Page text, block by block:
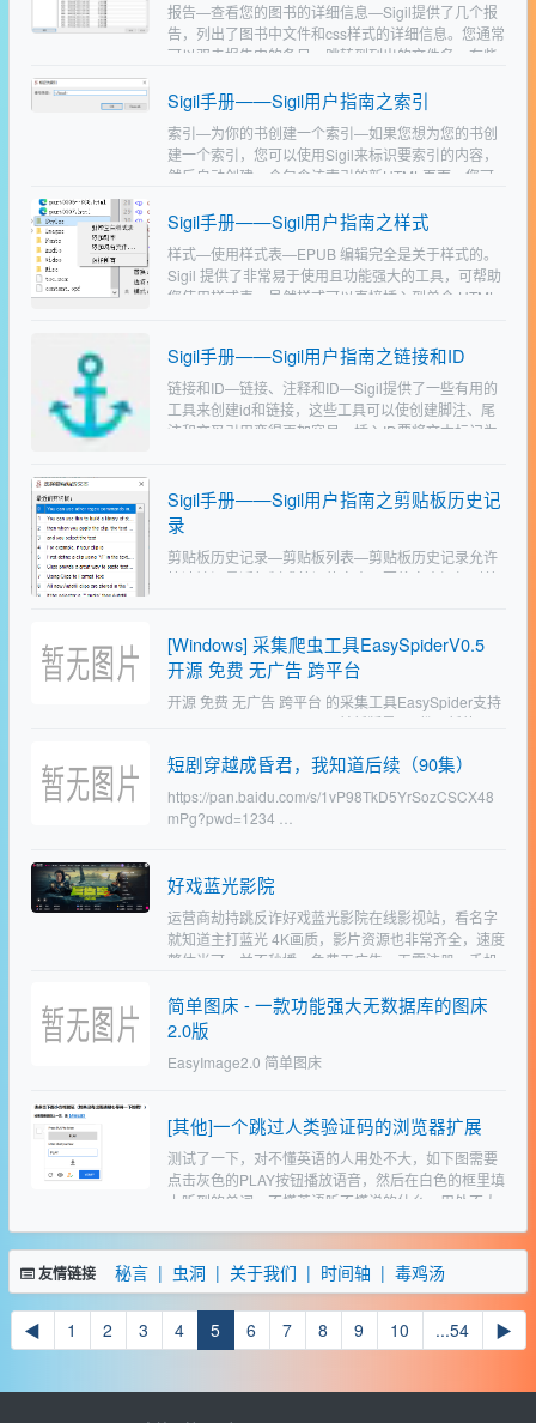
报告—查看您的图书的详细信息—Sigil提供了几个报
告，列出了图书中文件和css样式的详细信息。您通常
可以双击报告中的条目，跳转到列出的文件名。有些
数”…
Sigil手册——Sigil用户指南之​索引
索引—为你的书创建一个索引—如果您想为您的书创
建一个索引，您可以使用Sigil来标识要索引的内容，
然后自动创建一个包含该索引的新HTML页面。您可
辑器来确…
Sigil手册——Sigil用户指南之​样式
样式—使用样式表—EPUB 编辑完全是关于样式的。
Sigil 提供了非常易于使用且功能强大的工具，可帮助
您使用样式表。虽然样式可以直接插入到单个 HTML
Sigil手册——Sigil用户指南之​链接和ID
链接和ID—链接、注释和ID—Sigil提供了一些有用的
工具来创建id和链接，这些工具可以使创建脚注、尾
注和交叉引用变得更加容易。插入ID要将文本标记为
Sigil手册——Sigil用户指南之剪贴板历史记
录
剪贴板历史记录—剪贴板列表—剪贴板历史记录允许
快速访问最近复制或剪切的文本。要将文本添加到剪
贴…
[Windows] 采集爬虫工具EasySpiderV0.5
开源 免费 无广告 跨平台
开源 免费 无广告 跨平台 的采集工具EasySpider支持
window、MAC、linux，目前新版是8月份更新的0.5
短剧穿越成昏君，我知道后续（90集）
https://pan.baidu.com/s/1vP98TkD5YrSozCSCX48
mPg?pwd=1234 …
好戏蓝光影院
运营商劫持跳反诈好戏蓝光影院在线影视站，看名字
就知道主打蓝光 4K画质，影片资源也非常齐全，速度
整体尚可，并不秒播，免费无广告，无需注册。手机
简单图床 - 一款功能强大无数据库的图床
2.0版
EasyImage2.0 简单图床
[其他]一个跳过人类验证码的浏览器扩展
测试了一下，对不懂英语的人用处不大，如下图需要
点击灰色的PLAY按钮播放语音，然后在白色的框里填
上听到的单词，不懂英语听不懂说的什么，用处不大
友情链接 秘言 | 虫洞 | 关于我们 | 时间轴 | 毒鸡汤
◀ 1 2 3 4 5 6 7 8 9 10 ...54 ▶